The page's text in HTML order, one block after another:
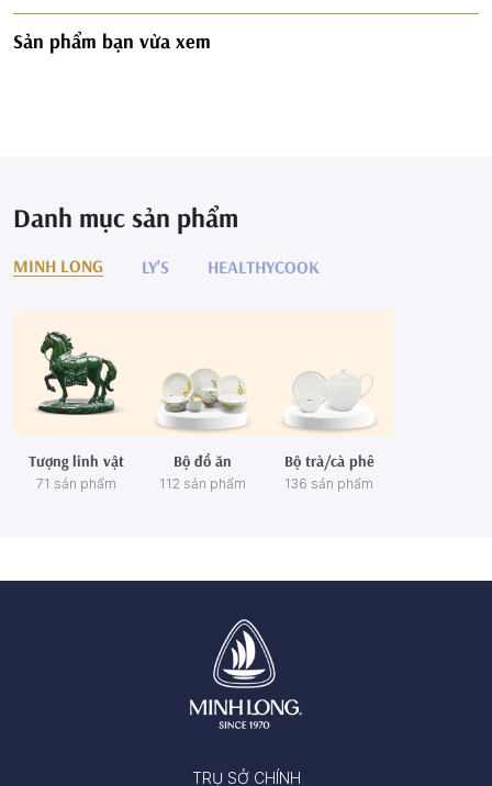
Sản phẩm bạn vừa xem
Danh mục sản phẩm
MINH LONG LY'S HEALTHYCOOK
Tượng linh vật
71 sản phẩm
Bộ đồ ăn
112 sản phẩm
Bộ trà/cà phê
136 sản phẩm
TRỤ SỞ CHÍNH